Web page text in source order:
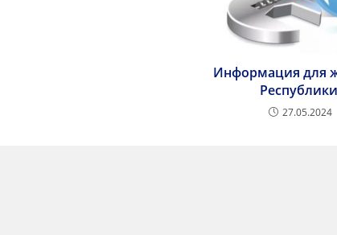
Информация для
27.05.2024